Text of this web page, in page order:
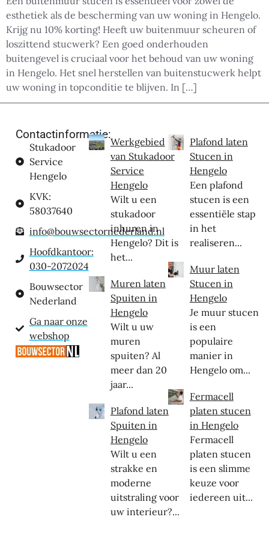
esthetiek als de bescherming van uw woning in Hengelo.
Krijg nu 10% korting! Heeft uw buitenmuur scheuren of
loszittend stucwerk? Een goed onderhouden
buitengevel is cruciaal voor het behoud van uw woning
in Hengelo. Het snel herstellen van buitenstucwerk helpt
uw woning in topconditie te blijven. In […]
Contactinformatie:
Stukadoor
Service
Hengelo
KVK:
58037640
info@bouwsectornederland.nl
Hoofdkantoor:
030-2072024
Bouwsector
Nederland
Ga naar onze
webshop
Werkgebied
van Stukadoor
Service
Hengelo
Wilt u een
stukadoor
inhuren in
Hengelo? Dit is
het...
Muren laten
Spuiten in
Hengelo
Wilt u uw
muren
spuiten? Al
meer dan 20
jaar...
Plafond laten
Spuiten in
Hengelo
Wilt u een
strakke en
moderne
uitstraling voor
uw interieur?...
Plafond laten
Stucen in
Hengelo
Een plafond
stucen is een
essentiële stap
in het
realiseren...
Muur laten
Stucen in
Hengelo
Je muur stucen
is een
populaire
manier in
Hengelo om...
Fermacell
platen stucen
in Hengelo
Fermacell
platen stucen
is een slimme
keuze voor
iedereen uit...